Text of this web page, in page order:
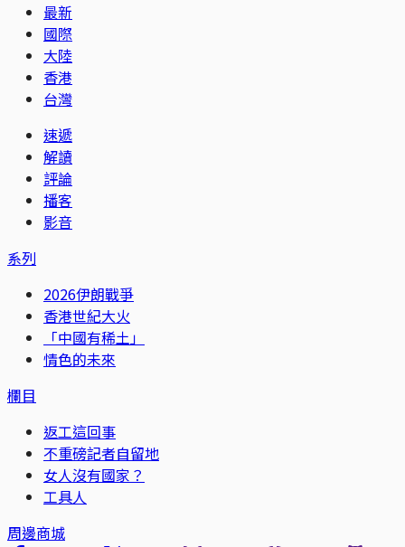
最新
國際
大陸
香港
台灣
速遞
解讀
評論
播客
影音
系列
2026伊朗戰爭
香港世紀大火
「中國有稀土」
情色的未來
欄目
返工這回事
不重磅記者自留地
女人沒有國家？
工具人
周邊商城